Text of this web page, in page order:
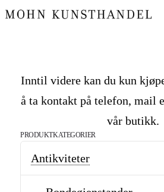
Inntil videre kan du kun
å ta kontakt på telefon, mail
vår butikk.
PRODUKTKATEGORIER
Antikviteter